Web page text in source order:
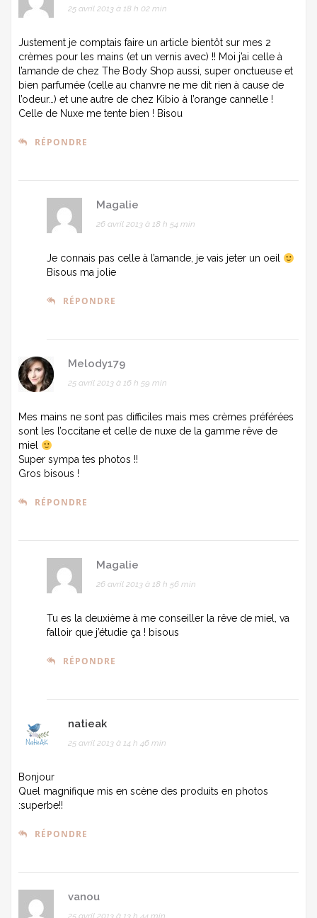
25 avril 2013 à 18 h 02 min
Justement je comptais faire un article bientôt sur mes 2
crèmes pour les mains (et un vernis avec) !! Moi j’ai celle à
l’amande de chez The Body Shop aussi, super onctueuse et
bien parfumée (celle au chanvre ne me dit rien à cause de
l’odeur…) et une autre de chez Kibio à l’orange cannelle !
Celle de Nuxe me tente bien ! Bisou
RÉPONDRE
Magalie
26 avril 2013 à 18 h 54 min
Je connais pas celle à l’amande, je vais jeter un oeil
Bisous ma jolie
RÉPONDRE
Melody179
25 avril 2013 à 16 h 59 min
Mes mains ne sont pas difficiles mais mes crèmes préférées
sont les l’occitane et celle de nuxe de la gamme rêve de
miel
Super sympa tes photos !!
Gros bisous !
RÉPONDRE
Magalie
26 avril 2013 à 18 h 56 min
Tu es la deuxième à me conseiller la rêve de miel, va
falloir que j’étudie ça ! bisous
RÉPONDRE
natieak
25 avril 2013 à 14 h 46 min
Bonjour
Quel magnifique mis en scène des produits en photos
:superbe!!
RÉPONDRE
vanou